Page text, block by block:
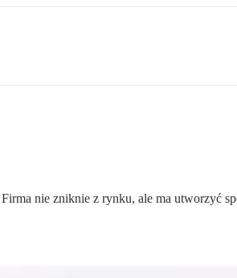
nie zniknie z rynku, ale ma utworzyć